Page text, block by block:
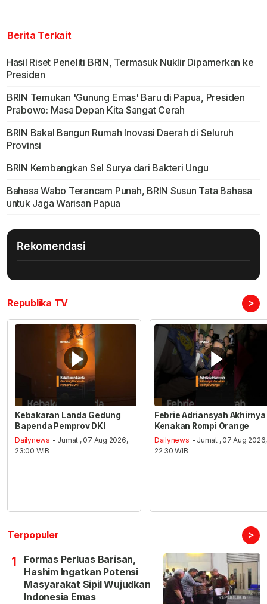
Berita Terkait
Hasil Riset Peneliti BRIN, Termasuk Nuklir Dipamerkan ke
Presiden
BRIN Temukan 'Gunung Emas' Baru di Papua, Presiden
Prabowo: Masa Depan Kita Sangat Cerah
BRIN Bakal Bangun Rumah Inovasi Daerah di Seluruh
Provinsi
BRIN Kembangkan Sel Surya dari Bakteri Ungu
Bahasa Wabo Terancam Punah, BRIN Susun Tata Bahasa
untuk Jaga Warisan Papua
Rekomendasi
Republika TV >
Kebakaran Landa Gedung
Bapenda Pemprov DKI
Dailynews - Jumat , 07 Aug 2026,
23:00 WIB
Febrie Adriansyah Akhirnya
Kenakan Rompi Orange
Dailynews - Jumat , 07 Aug 2026,
22:30 WIB
Terpopuler >
1
Formas Perluas Barisan,
Hashim Ingatkan Potensi
Masyarakat Sipil Wujudkan
Indonesia Emas